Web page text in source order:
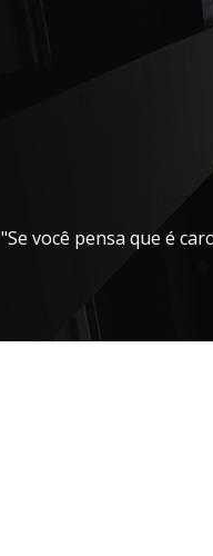
"Se você pensa que é